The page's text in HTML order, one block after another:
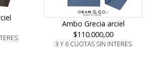
Ambo Grecia arciel
$110.000,00
3 Y 6 CUOTAS SIN INTERES